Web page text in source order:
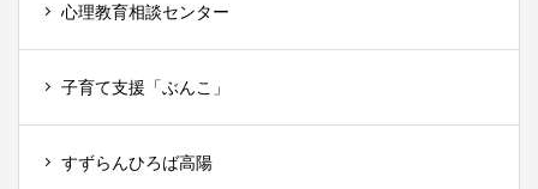
心理教育相談センター
子育て支援「ぶんこ」
すずらんひろば高陽